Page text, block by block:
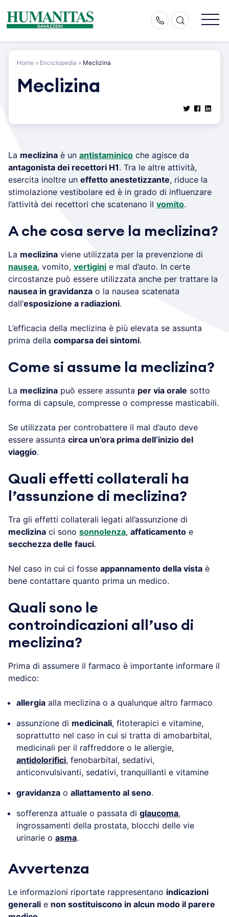
content
Home » Enciclopedia » Meclizina
Meclizina
La meclizina è un antistaminico che agisce da
antagonista dei recettori H1. Tra le altre attività,
esercita inoltre un effetto anestetizzante, riduce la
stimolazione vestibolare ed è in grado di influenzare
l’attività dei recettori che scatenano il vomito.
A che cosa serve la meclizina?
La meclizina viene utilizzata per la prevenzione di
nausea, vomito, vertigini e mal d’auto. In certe
circostanze può essere utilizzata anche per trattare la
nausea in gravidanza o la nausea scatenata
dall’esposizione a radiazioni.
L’efficacia della meclizina è più elevata se assunta
prima della comparsa dei sintomi.
Come si assume la meclizina?
La meclizina può essere assunta per via orale sotto
forma di capsule, compresse o compresse masticabili.
Se utilizzata per controbattere il mal d’auto deve
essere assunta circa un’ora prima dell’inizio del
viaggio.
Quali effetti collaterali ha
l’assunzione di meclizina?
Tra gli effetti collaterali legati all’assunzione di
meclizina ci sono sonnolenza, affaticamento e
secchezza delle fauci.
Nel caso in cui ci fosse appannamento della vista è
bene contattare quanto prima un medico.
Quali sono le
controindicazioni all’uso di
meclizina?
Prima di assumere il farmaco è importante informare il
medico:
allergia alla meclizina o a qualunque altro farmaco
assunzione di medicinali, fitoterapici e vitamine,
soprattutto nel caso in cui si tratta di amobarbital,
medicinali per il raffreddore o le allergie,
antidolorifici, fenobarbital, sedativi,
anticonvulsivanti, sedativi, tranquillanti e vitamine
gravidanza o allattamento al seno.
sofferenza attuale o passata di glaucoma,
ingrossamenti della prostata, blocchi delle vie
urinarie o asma.
Avvertenza
Le informazioni riportate rappresentano indicazioni
generali e non sostituiscono in alcun modo il parere